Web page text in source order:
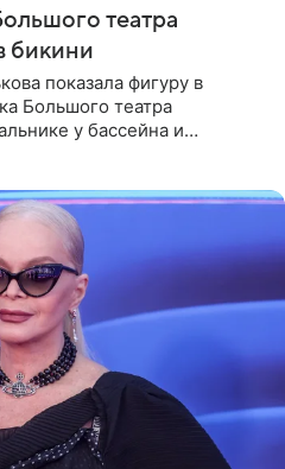
театра
бикини
показала фигуру в
Большого театра
у бассейна и